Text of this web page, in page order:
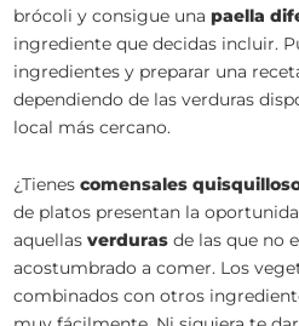
brócoli y consigue unapaella
ingrediente que decidas incluir.
ingredientes y preparar una
dependiendo de las verduras
local más cercano.
¿Tienescomensales
de platos presentan la
aquellasverduras de las que no
acostumbrado a comer. Los
combinados con otros